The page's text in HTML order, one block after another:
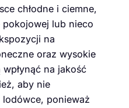
chłodne i ciemne,
pokojowej lub nieco
na
oraz wysokie
na jakość
aby nie
ponieważ